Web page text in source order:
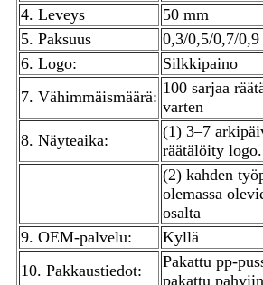
4. Leveys
50 mm
5. Paksuus
0,3/0,5/0,7/0,9
6. Logo:
Silkkipaino
7. Vähimmäismäärä: 100 sarjaa
varten
8. Näyteaika:
(1) 3–7
räätälöity logo.
(2) kahden
olemassa
osalta
9. OEM-palvelu:
Kyllä
10. Pakkaustiedot:
Pakattu pp-
pakattu pahviin